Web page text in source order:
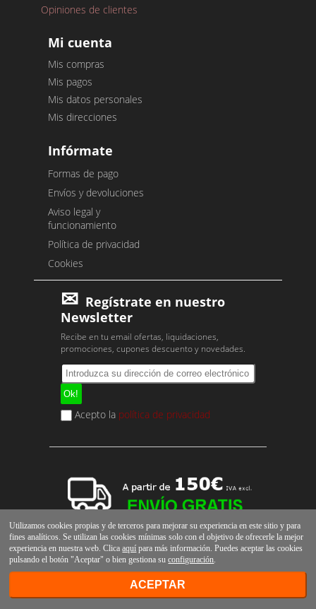
Opiniones de clientes
Mi cuenta
Mis compras
Mis pagos
Mis datos personales
Mis direcciones
Infórmate
Formas de pago
Envíos y devoluciones
Aviso legal y
funcionamiento
Política de privacidad
Cookies
Regístrate en nuestro
Newsletter
Recibe en tu email ofertas, liquidaciones,
promociones, cupones descuento y novedades.
Acepto la política de privacidad
Utilizamos cookies propias y de terceros para mejorar su experiencia en este sitio y para
fines analíticos. Se utilizan las cookies mínimas solo con el objetivo de ofrecerle la mejor
experiencia en nuestra web. Clicaaquí para más información. Puedes aceptar las cookies
pulsando el botón "Aceptar" o bien gestiona suconfiguración.
ACEPTAR